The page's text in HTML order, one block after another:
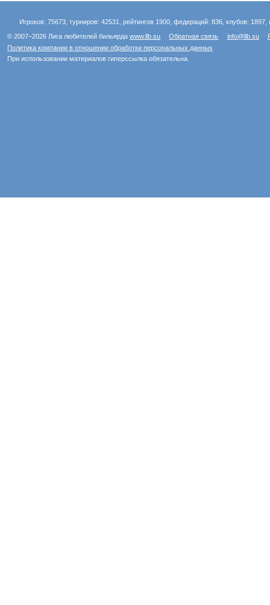
Игроков: 75673, турниров: 42531, рейтингов 1900, федераций: 836, клубов:
© 2007–2026 Лига любителей бильярдаwww.llb.su Обратная связь info@llb.su
Политика компании в отношении обработки персональных данных
При использовании материалов гиперссылка обязательна.